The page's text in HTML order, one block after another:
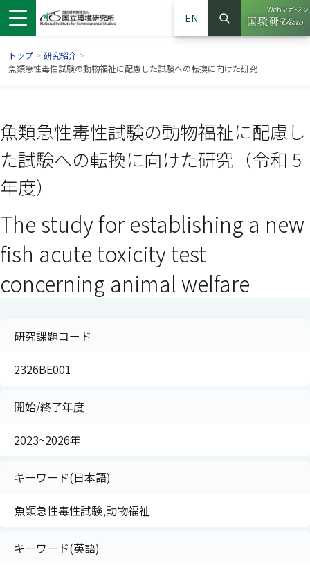
ウで開きます）
ンドウで開きます）
ウインドウで開きます）
EN
サイト内検索
検索
Webマガジン
（別ウイ
トップ > 研究紹介 >
魚類急性毒性試験の動物福祉に配慮した試験への転換に向けた研究
魚類急性毒性試験の動物福祉に配慮し
た試験への転換に向けた研究（令和 5
年度）
The study for establishing a new
fish acute toxicity test
concerning animal welfare
研究課題コード
2326BE001
開始/終了年度
2023~2026年
キーワード(日本語)
魚類急性毒性試験,動物福祉
キーワード(英語)